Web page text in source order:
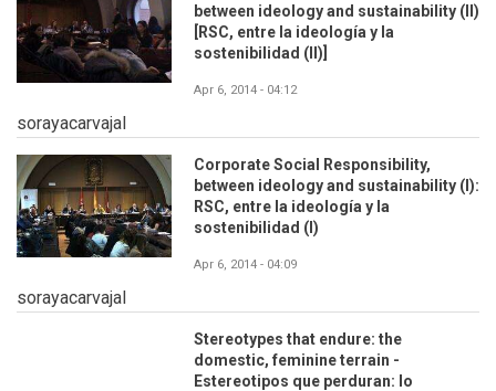
between ideology and sustainability (II)
[RSC, entre la ideología y la
sostenibilidad (II)]
Apr 6, 2014 - 04:12
sorayacarvajal
Corporate Social Responsibility,
between ideology and sustainability (I):
RSC, entre la ideología y la
sostenibilidad (I)
Apr 6, 2014 - 04:09
sorayacarvajal
Stereotypes that endure: the
domestic, feminine terrain -
Estereotipos que perduran: lo